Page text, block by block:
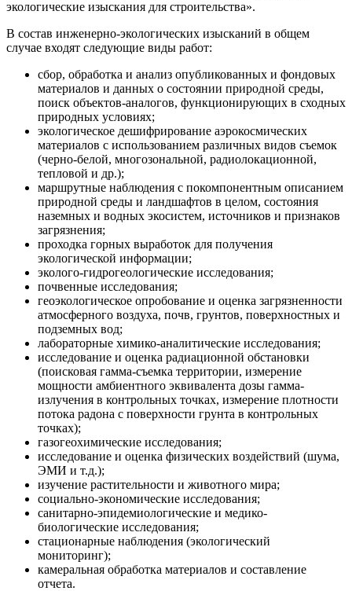
экологические изыскания для строительства».
В состав инженерно-экологических изысканий в общем
случае входят следующие виды работ:
сбор, обработка и анализ опубликованных и фондовых
материалов и данных о состоянии природной среды,
поиск объектов-аналогов, функционирующих в сходных
природных условиях;
экологическое дешифрирование аэрокосмических
материалов с использованием различных видов съемок
(черно-белой, многозональной, радиолокационной,
тепловой и др.);
маршрутные наблюдения с покомпонентным описанием
природной среды и ландшафтов в целом, состояния
наземных и водных экосистем, источников и признаков
загрязнения;
проходка горных выработок для получения
экологической информации;
эколого-гидрогеологические исследования;
почвенные исследования;
геоэкологическое опробование и оценка загрязненности
атмосферного воздуха, почв, грунтов, поверхностных и
подземных вод;
лабораторные химико-аналитические исследования;
исследование и оценка радиационной обстановки
(поисковая гамма-съемка территории, измерение
мощности амбиентного эквивалента дозы гамма-
излучения в контрольных точках, измерение плотности
потока радона с поверхности грунта в контрольных
точках);
газогеохимические исследования;
исследование и оценка физических воздействий (шума,
ЭМИ и т.д.);
изучение растительности и животного мира;
социально-экономические исследования;
санитарно-эпидемиологические и медико-
биологические исследования;
стационарные наблюдения (экологический
мониторинг);
камеральная обработка материалов и составление
отчета.